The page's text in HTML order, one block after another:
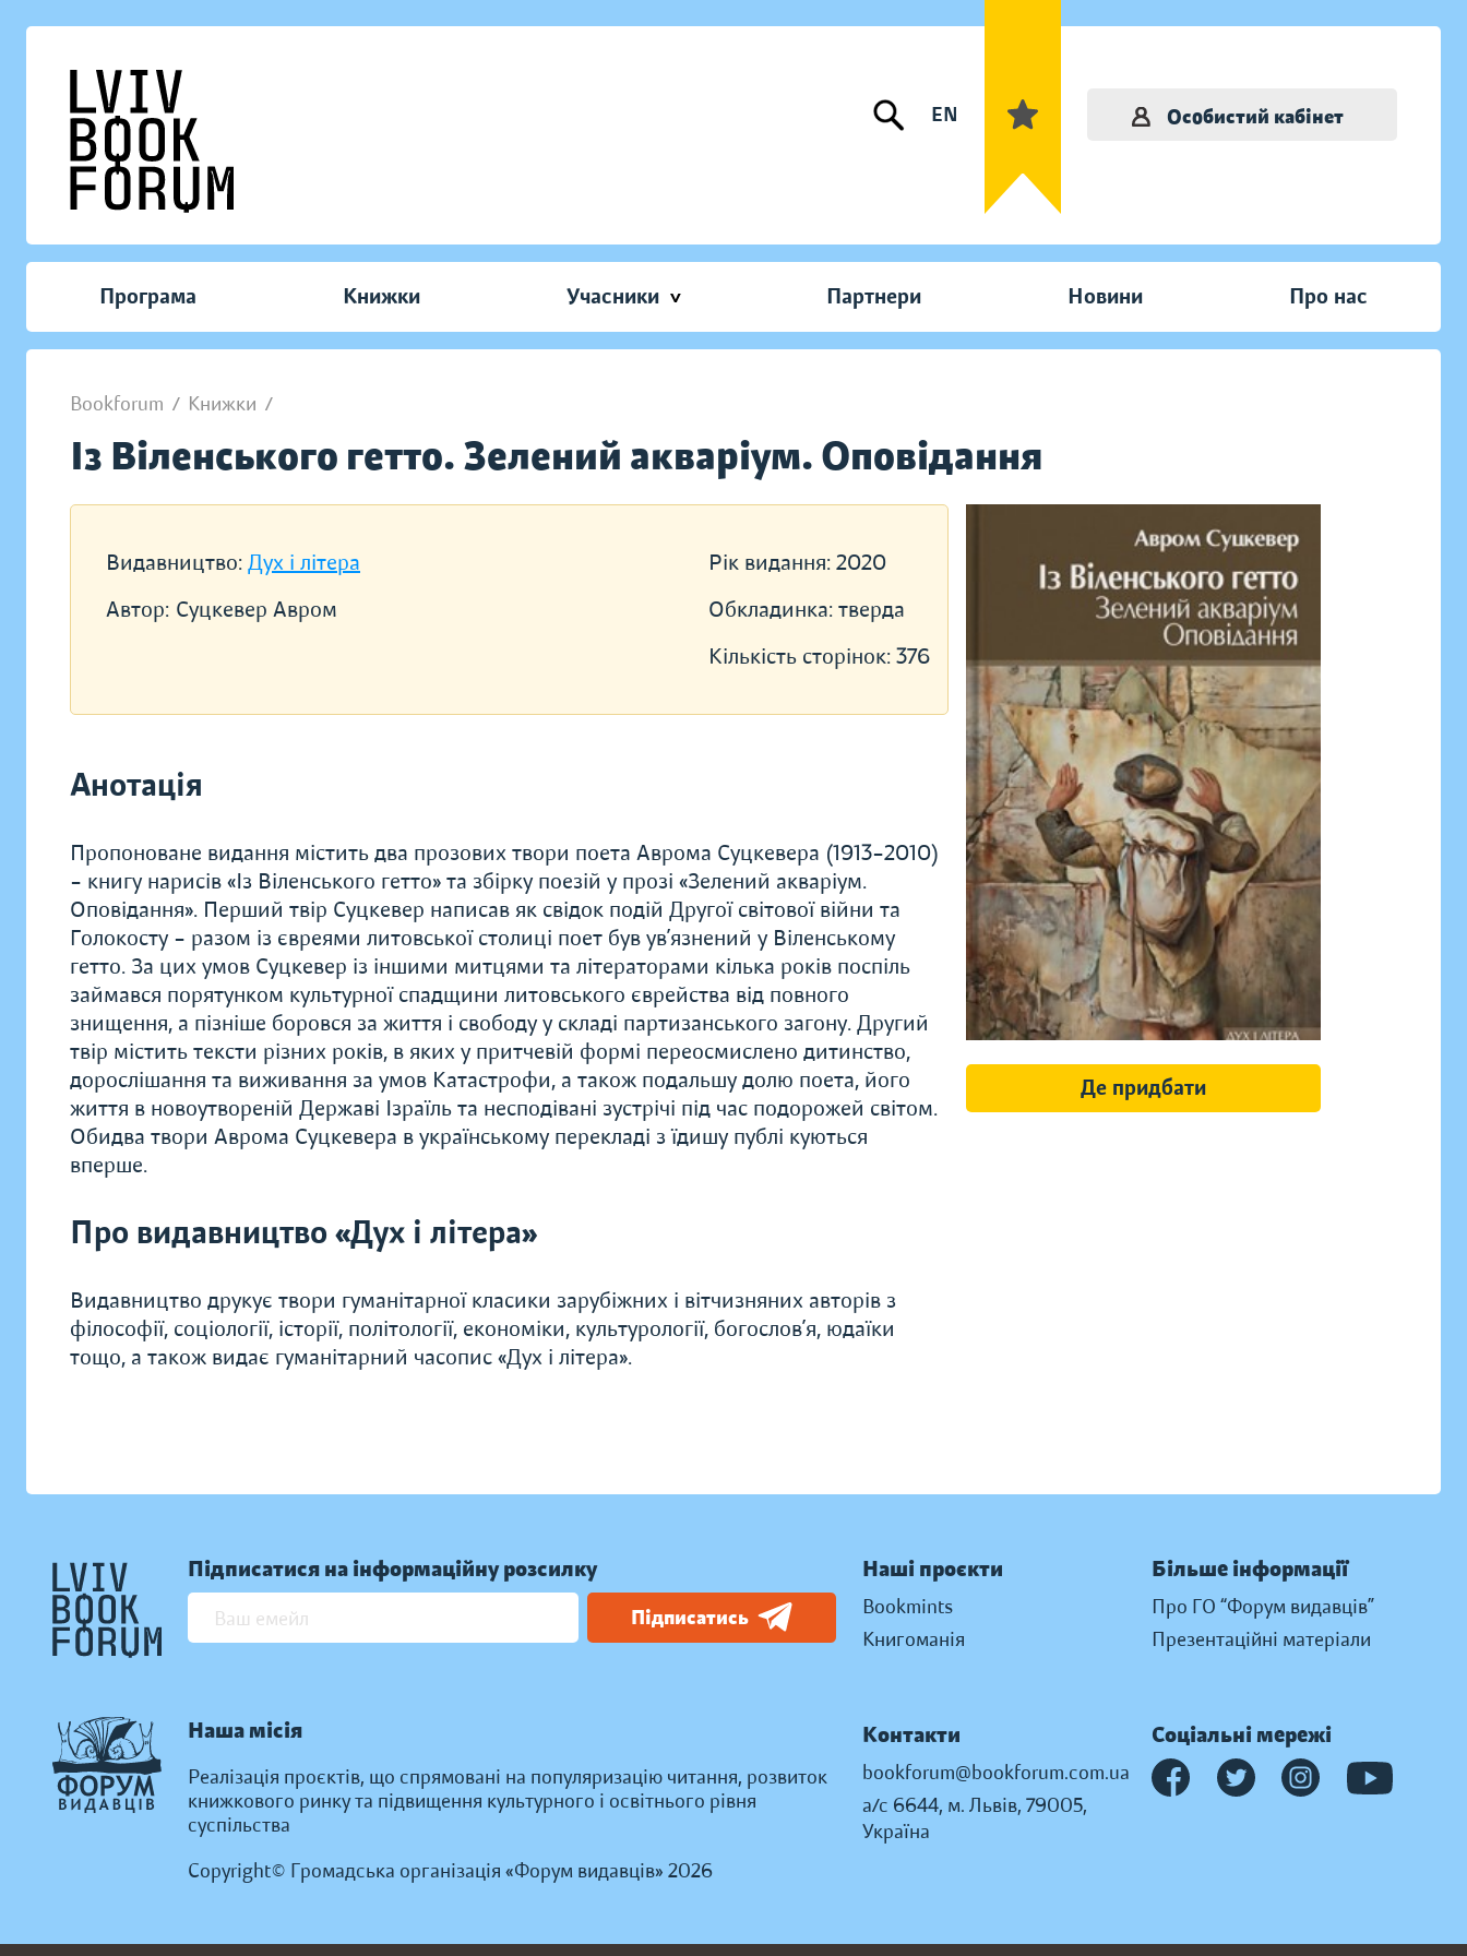
EN Особистий кабінет
Програма Книжки Учасники Партнери Новини Про нас
Bookforum / Книжки /
Із Віленського гетто. Зелений акваріум. Оповідання
Видавництво: Дух і літера
Автор: Суцкевер Авром
Рік видання: 2020
Обкладинка: тверда
Кількість сторінок: 376
Анотація
Пропоноване видання містить два прозових твори поета Аврома Суцкевера (1913–2010)
– книгу нарисів «Із Віленського гетто» та збірку поезій у прозі «Зелений акваріум.
Оповідання». Перший твір Суцкевер написав як свідок подій Другої світової війни та
Голокосту – разом із євреями литовської столиці поет був ув’язнений у Віленському
гетто. За цих умов Суцкевер із іншими митцями та літераторами кілька років поспіль
займався порятунком культурної спадщини литовського єврейства від повного
знищення, а пізніше боровся за життя і свободу у складі партизанського загону. Другий
твір містить тексти різних років, в яких у притчевій формі переосмислено дитинство,
дорослішання та виживання за умов Катастрофи, а також подальшу долю поета, його
життя в новоутвореній Державі Ізраїль та несподівані зустрічі під час подорожей світом.
Обидва твори Аврома Суцкевера в українському перекладі з їдишу публі куються
вперше.
Про видавництво «Дух і літера»
Видавництво друкує твори гуманітарної класики зарубіжних і вітчизняних авторів з
філософії, соціології, історії, політології, економіки, культурології, богослов’я, юдаїки
тощо, а також видає гуманітарний часопис «Дух і літера».
Де придбати
Підписатися на інформаційну розсилку
Підписатись
Наша місія
Реалізація проєктів, що спрямовані на популяризацію читання, розвиток
книжкового ринку та підвищення культурного і освітнього рівня
суспільства
Copyright© Громадська організація «Форум видавців» 2026
Наші проєкти
Bookmints
Книгоманія
Більше інформації
Про ГО “Форум видавців”
Презентаційні матеріали
Контакти
bookforum@bookforum.com.ua
а/с 6644, м. Львів, 79005,
Україна
Соціальні мережі